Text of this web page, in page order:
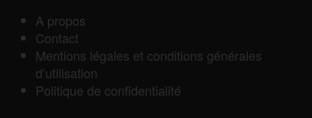
A propos
Contact
Mentions légales et conditions générales
d’utilisation
Politique de confidentialité